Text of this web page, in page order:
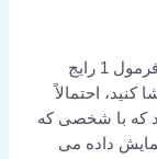
به عنوان مثال، مربیگری عملکرد در مسابقات فرمول 1 رایج
احتمالاً
که با شخصی که
داده می